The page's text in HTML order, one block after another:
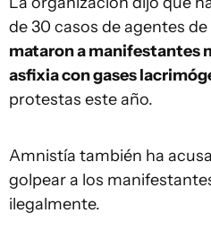
de 30 casos de agentes
mataron a manifestantes
asfixia con gases
protestas este año.
Amnistía también ha
golpear a los
ilegalmente.